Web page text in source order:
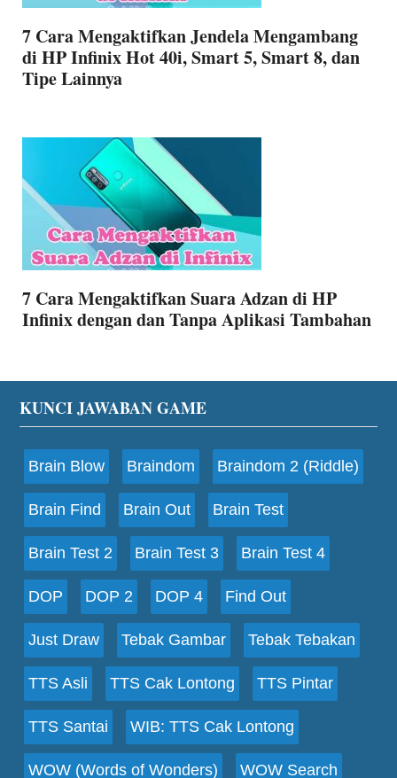
7 Cara Mengaktifkan Jendela Mengambang
di HP Infinix Hot 40i, Smart 5, Smart 8, dan
Tipe Lainnya
7 Cara Mengaktifkan Suara Adzan di HP
Infinix dengan dan Tanpa Aplikasi Tambahan
Footer
KUNCI JAWABAN GAME
Brain Blow Braindom Braindom 2 (Riddle)
Brain Find Brain Out Brain Test
Brain Test 2 Brain Test 3 Brain Test 4
DOP DOP 2 DOP 4 Find Out
Just Draw Tebak Gambar Tebak Tebakan
TTS Asli TTS Cak Lontong TTS Pintar
TTS Santai WIB: TTS Cak Lontong
WOW (Words of Wonders) WOW Search